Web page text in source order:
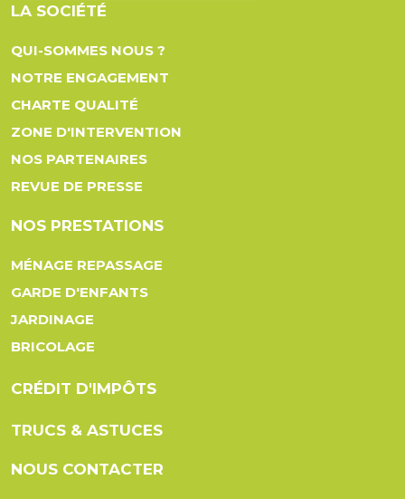
LA SOCIÉTÉ
QUI-SOMMES NOUS ?
NOTRE ENGAGEMENT
CHARTE QUALITÉ
ZONE D'INTERVENTION
NOS PARTENAIRES
REVUE DE PRESSE
NOS PRESTATIONS
MÉNAGE REPASSAGE
GARDE D'ENFANTS
JARDINAGE
BRICOLAGE
CRÉDIT D'IMPÔTS
TRUCS & ASTUCES
NOUS CONTACTER